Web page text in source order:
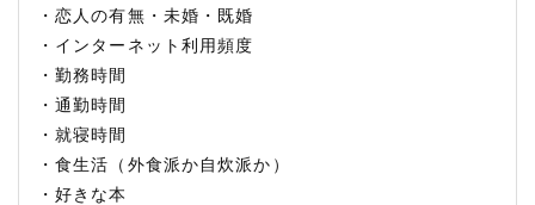
・恋人の有無・未婚・既婚
・インターネット利用頻度
・勤務時間
・通勤時間
・就寝時間
・食生活（外食派か自炊派か）
・好きな本